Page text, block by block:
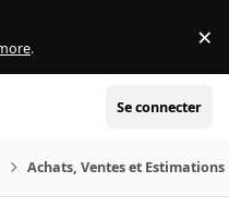
. ×
Se connecter
Achats, Ventes et Estimations